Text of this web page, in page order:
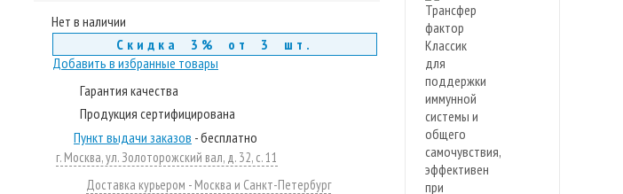
Нет в наличии
Скидка 3% от 3 шт.
Добавить в избранные товары
Гарантия качества
Продукция сертифицирована
Пункт выдачи заказов - бесплатно
г. Москва, ул. Золоторожский вал, д. 32, с. 11
Доставка курьером - Москва и Санкт-Петербург